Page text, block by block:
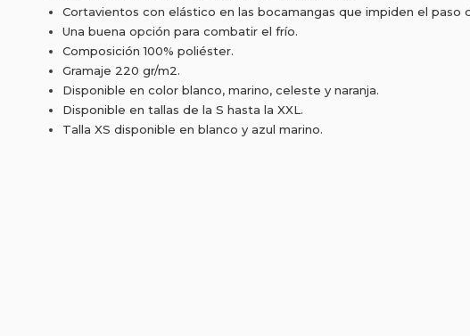
Cortavientos con elástico en las bocamangas que impiden el paso
Una buena opción para combatir el frío.
Composición 100% poliéster.
Gramaje 220 gr/m2.
Disponible en color blanco, marino, celeste y naranja.
Disponible en tallas de la S hasta la XXL.
Talla XS disponible en blanco y azul marino.